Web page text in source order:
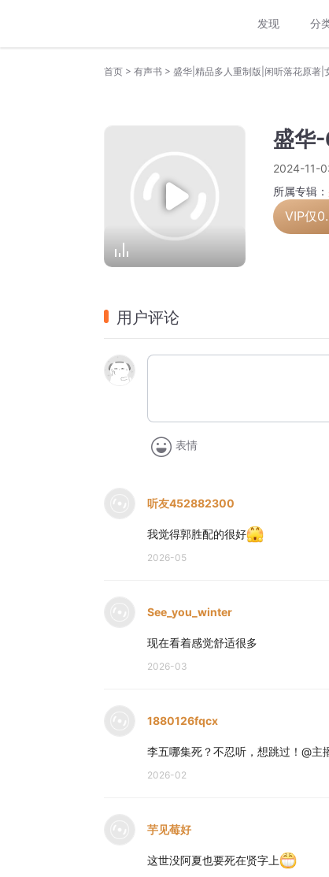
发现 分
首页 > 有声书 >
盛华-
2024-11-
所属专辑：
VIP仅
用户评论
表情
听友452882300
我觉得郭胜配的很好
2026-05
See_you_winter
现在看着感觉舒适很多
2026-03
1880126fqcx
李五哪集死？不忍听，想跳过！@主
2026-02
芋见莓好
这世没阿夏也要死在贤字上